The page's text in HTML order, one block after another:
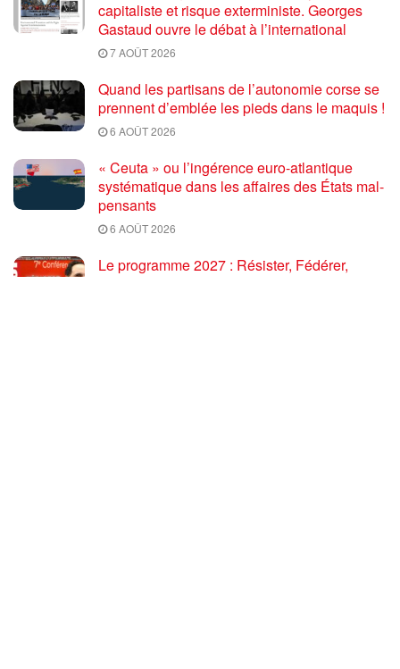
capitaliste et risque exterministe. Georges
Gastaud ouvre le débat à l’international
7 AOÛT 2026
Quand les partisans de l’autonomie corse se
prennent d’emblée les pieds dans le maquis !
6 AOÛT 2026
« Ceuta » ou l’ingérence euro-atlantique
systématique dans les affaires des États mal-
pensants
6 AOÛT 2026
Le programme 2027 : Résister, Fédérer,